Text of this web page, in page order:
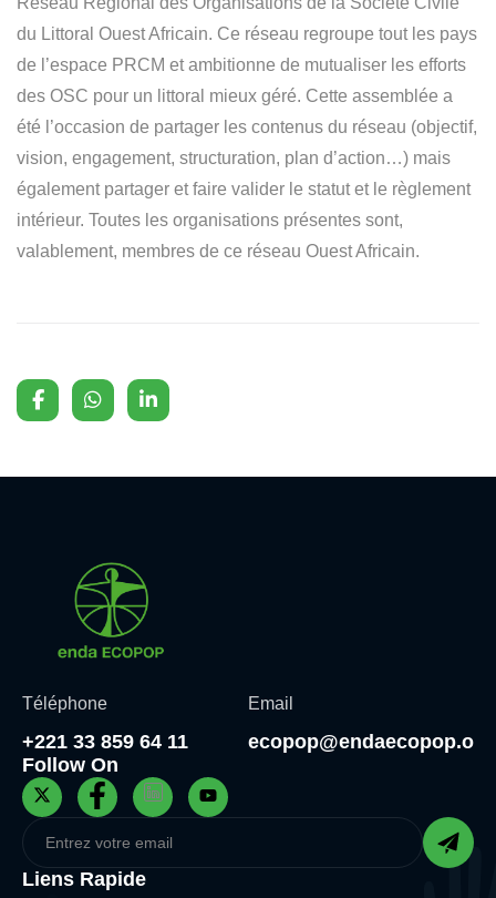
du Littoral Ouest Africain. Ce réseau regroupe tout les pays
de l’espace PRCM et ambitionne de mutualiser les efforts
des OSC pour un littoral mieux géré. Cette assemblée a
été l’occasion de partager les contenus du réseau (objectif,
vision, engagement, structuration, plan d’action…) mais
également partager et faire valider le statut et le règlement
intérieur. Toutes les organisations présentes sont,
valablement, membres de ce réseau Ouest Africain.
Téléphone
+221 33 859 64 11
Email
ecopop@endaecopop.org
Follow On
Liens Rapide